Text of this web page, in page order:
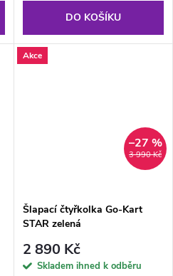
DO KOŠÍKU
Akce
3 990 Kč
–27 %
Šlapací čtyřkolka Go-Kart
STAR zelená
2 890 Kč
Skladem ihned k odběru